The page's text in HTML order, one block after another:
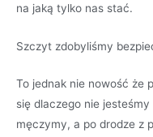
na jaką tylko nas stać.
Szczyt zdobyliśmy
To jednak nie nowość że
się dlaczego nie
męczymy, a po drodze z